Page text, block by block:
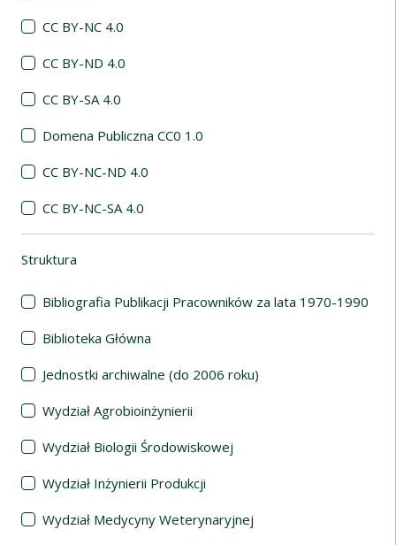
CC BY-NC 4.0
CC BY-ND 4.0
CC BY-SA 4.0
Domena Publiczna CC0 1.0
CC BY-NC-ND 4.0
CC BY-NC-SA 4.0
Struktura
Bibliografia Publikacji Pracowników za lata 1970-1990
Biblioteka Główna
Jednostki archiwalne (do 2006 roku)
Wydział Agrobioinżynierii
Wydział Biologii Środowiskowej
Wydział Inżynierii Produkcji
Wydział Medycyny Weterynaryjnej